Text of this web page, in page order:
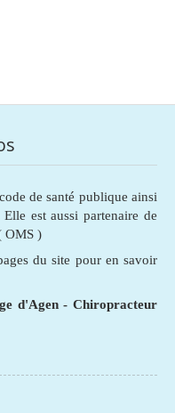
de santé publique ainsi
est aussi partenaire de
OMS )
du site pour en savoir
d'Agen - Chiropracteur